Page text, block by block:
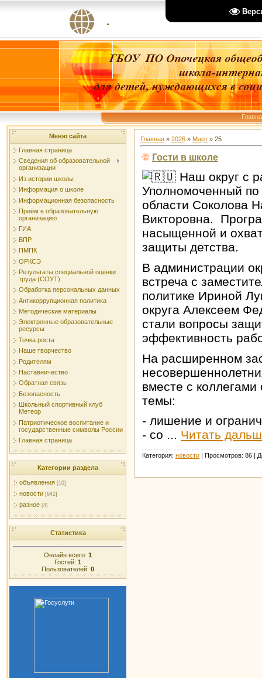
.
Меню сайта
Главная страница
Сведения об образовательной
организации
Из истории школы
Информация о школе
Информационная безопасность
Приём в образовательную
организацию
ГИА
ВПР
ПМПК
ОРКСЭ
Результаты специальной оценки
труда (СОУТ)
Обработка персональных данных
Антикоррупционная политика
Методические материалы
Электронные образовательные
ресурсы
Точка роста
Наше творчество
Родителям
Наставничество
Обратная связь
Безопасность
Школьный спортивный клуб
Метеор
Патриотическое воспитание и
государственные символы России
Главная страница
Категории раздела
объявления [10]
новости [642]
разное [4]
Статистика
Онлайн всего: 1
Гостей: 1
Пользователей: 0
Главная » 2026 » Март » 25
Гости в школе
Наш округ с
Уполномоченный по
области Соколова
Викторовна.
насыщенной и
защиты детства.
В администрации
встреча с
политике Ириной
округа Алексеем
стали вопросы
эффективность
На расширенном
вместе с
темы:
- лишение и
- со ... Читать
Категория: новости | Просмотров: 86 |